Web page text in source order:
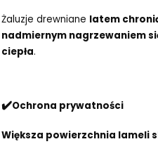
Żaluzje drewniane latem
nadmiernym nagrzewaniem
ciepła.
✔️Ochrona prywatności
Większa powierzchnia lameli